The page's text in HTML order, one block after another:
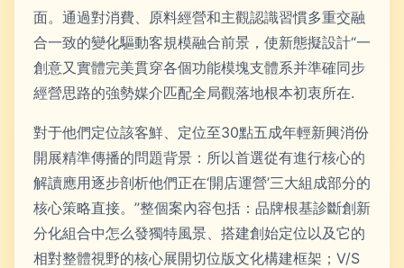
面。通過對消費、原料經營和主觀認識習慣多重交融
合一致的變化驅動客規模融合前景，使新態擬設計“一
創意又實體完美貫穿各個功能模塊支體系并準確同步
經營思路的強勢媒介匹配全局觀落地根本初衷所在.
對于他們定位該客鮮、定位至30點五成年輕新興消份
開展精準傳播的問題背景：所以首選從有進行核心的
解讀應用逐步剖析他們正在‘開店運營’三大組成部分的
核心策略直接。”整個案內容包括：品牌根基診斷創新
分化組合中怎么發獨特風景、搭建創始定位以及它的
相對整體視野的核心展開切位版文化構建框架；V/S